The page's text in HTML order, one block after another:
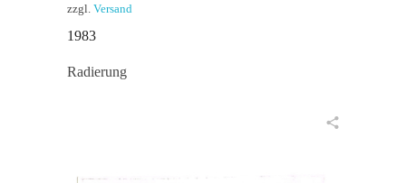
zzgl. Versand
1983
Radierung